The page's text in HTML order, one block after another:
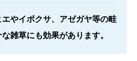
やイボクサ、アゼガヤ等の畦
雑草にも効果があります。